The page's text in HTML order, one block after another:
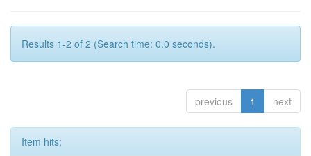
Results 1-2 of 2 (Search time: 0.0 seconds).
previous 1 next
Item hits: